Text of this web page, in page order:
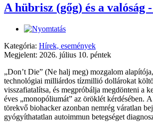
A hübrisz (gőg) és a valóság
Kategória: Hírek, események
Megjelent: 2026. július 10. péntek
„Don’t Die” (Ne halj meg) mozgalom
technológiai milliárdos tízmillió dollárokat
visszafiatalítsa, és megpróbálja megdönteni a
éves „monopóliumát” az öröklét kérdésében.
törekvő biohacker azonban nemrég váratlan
gyógyíthatatlan autoimmun betegséget